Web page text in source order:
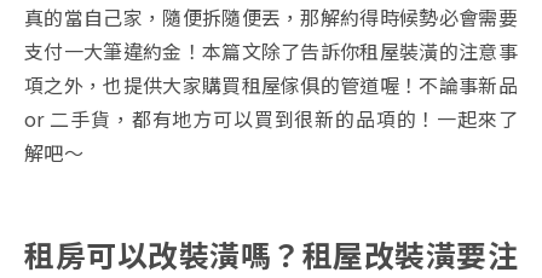
真的當自己家，隨便拆隨便丟，那解約得時候勢必會需要
支付一大筆違約金！本篇文除了告訴你租屋裝潢的注意事
項之外，也提供大家購買租屋傢俱的管道喔！不論事新品
or 二手貨，都有地方可以買到很新的品項的！一起來了
解吧～
租房可以改裝潢嗎？租屋改裝潢要注